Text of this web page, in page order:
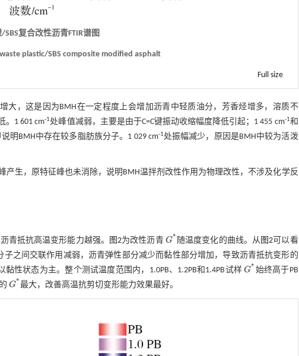
SBS复合改性沥青FTIR谱图
plastic/SBS composite modified asphalt
Full size
大，这是因为BMH在一定程度上会增加沥青中轻质油分，芳香烃增多，溶质不
。1 601 cm-1处峰值减弱，主要是由于C=C键振动收缩幅度降低引起；1 455 cm-1和
明BMH中存在较多脂肪族分子。1 029 cm-1处振幅减少，原因是BMH中较为活泼
生，原特征峰也未消除，说明BMH温拌剂改性作用为物理改性，不涉及化学反
青抵抗高温变形能力越强。 图2为改性沥青 G*
G* 随温度变化的曲线。从图2可以看
之间交联作用减弱，沥青弹性部分减少而黏性部分增加，导致沥青抵抗变形的
性状态为主。整个测试温度范围内，1.0PB、1.2PB和1.4PB试样 G*
G* 始终高于PB
G*
G* 最大，改善高温抗剪切变形能力效果最好。